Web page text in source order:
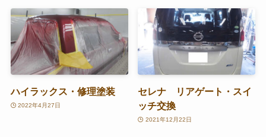
ハイラックス・修理塗装
2022年4月27日
セレナ リアゲート・スイ
ッチ交換
2021年12月22日